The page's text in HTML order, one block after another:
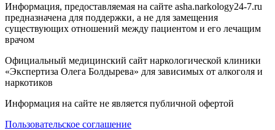
Информация, предоставляемая на сайте asha.narkology24-7.ru
предназначена для поддержки, а не для замещения
существующих отношений между пациентом и его лечащим
врачом
Официальный медицинский сайт наркологической клиники
«Экспертиза Олега Болдырева» для зависимых от алкоголя и
наркотиков
Информация на сайте не является публичной офертой
Пользовательское соглашение